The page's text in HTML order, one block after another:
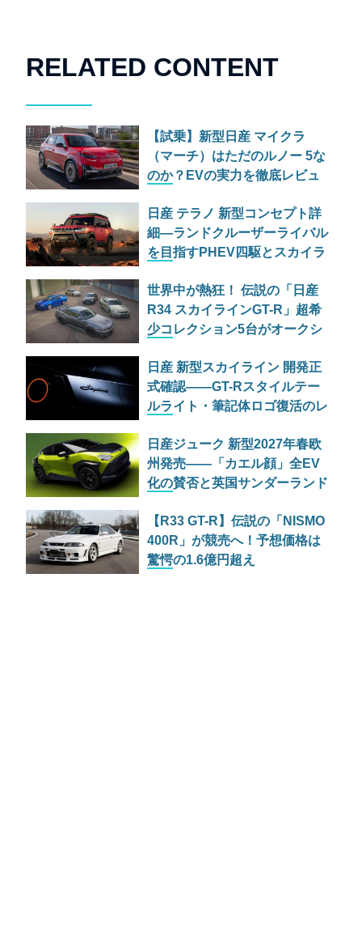
RELATED CONTENT
【試乗】新型日産 マイクラ
（マーチ）はただのルノー 5な
のか？EVの実力を徹底レビュ
日産 テラノ 新型コンセプト詳
細—ランドクルーザーライバル
を目指すPHEV四駆とスカイラ
ト復活へ
世界中が熱狂！ 伝説の「日産
R34 スカイラインGT-R」超希
少コレクション5台がオークシ
日産 新型スカイライン 開発正
式確認——GT-Rスタイルテー
ルライト・筆記体ロゴ復活のレ
日産ジューク 新型2027年春欧
州発売——「カエル顔」全EV
化の賛否と英国サンダーランド
【R33 GT-R】伝説の「NISMO
400R」が競売へ！予想価格は
驚愕の1.6億円超え